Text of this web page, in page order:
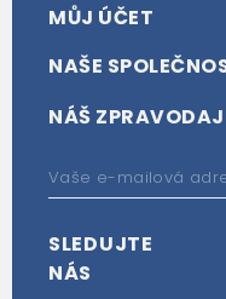
MŮJ ÚČET
NAŠE
NÁŠ ZPRAVODAJ
SLEDUJTE
NÁS